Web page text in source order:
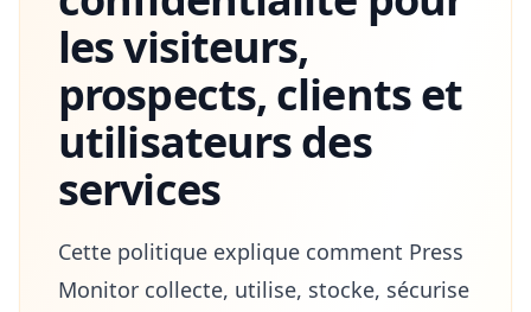
les visiteurs,
prospects, clients et
utilisateurs des
services
Cette politique explique comment Press
Monitor collecte, utilise, stocke, sécurise